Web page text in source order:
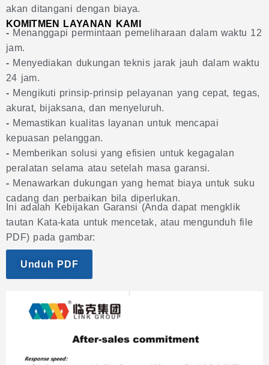
akan ditangani dengan biaya.
KOMITMEN LAYANAN KAMI
- Menanggapi permintaan pemeliharaan dalam waktu 12
jam.
- Menyediakan dukungan teknis jarak jauh dalam waktu
24 jam.
- Mengikuti prinsip-prinsip pelayanan yang cepat, tegas,
akurat, bijaksana, dan menyeluruh.
- Memastikan kualitas layanan untuk mencapai
kepuasan pelanggan.
- Memberikan solusi yang efisien untuk kegagalan
peralatan selama atau setelah masa garansi.
- Menawarkan dukungan yang hemat biaya untuk suku
cadang dan perbaikan bila diperlukan.
Ini adalah Kebijakan Garansi (Anda dapat mengklik
tautan Kata-kata untuk mencetak, atau mengunduh file
PDF) pada gambar:
Unduh PDF